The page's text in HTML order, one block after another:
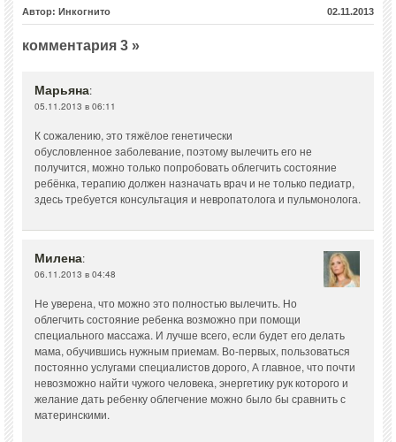
Автор: Инкогнито 02.11.2013
комментария 3 »
Марьяна:
05.11.2013 в 06:11
К сожалению, это тяжёлое генетически
обусловленное заболевание, поэтому вылечить его не
получится, можно только попробовать облегчить состояние
ребёнка, терапию должен назначать врач и не только педиатр,
здесь требуется консультация и невропатолога и пульмонолога.
Милена:
06.11.2013 в 04:48
Не уверена, что можно это полностью вылечить. Но
облегчить состояние ребенка возможно при помощи
специального массажа. И лучше всего, если будет его делать
мама, обучившись нужным приемам. Во-первых, пользоваться
постоянно услугами специалистов дорого, А главное, что почти
невозможно найти чужого человека, энергетику рук которого и
желание дать ребенку облегчение можно было бы сравнить с
материнскими.